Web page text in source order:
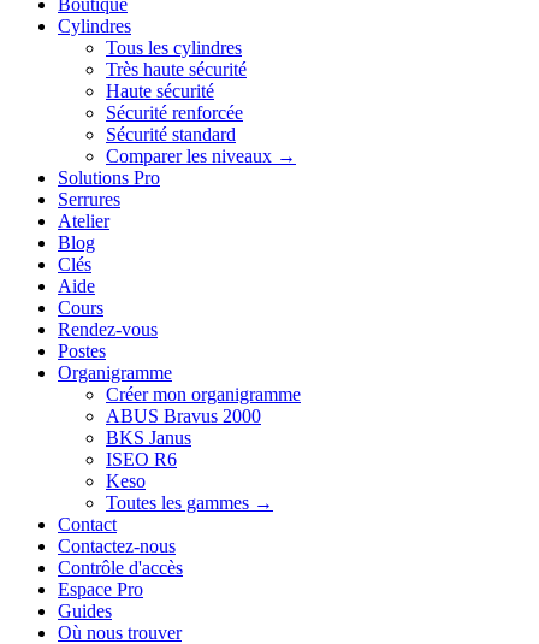
Cylindres
Tous les cylindres
Très haute sécurité
Haute sécurité
Sécurité renforcée
Sécurité standard
Comparer les niveaux →
Solutions Pro
Serrures
Atelier
Blog
Clés
Aide
Cours
Rendez-vous
Postes
Organigramme
Créer mon organigramme
ABUS Bravus 2000
BKS Janus
ISEO R6
Keso
Toutes les gammes →
Contact
Contactez-nous
Contrôle d'accès
Espace Pro
Guides
Où nous trouver